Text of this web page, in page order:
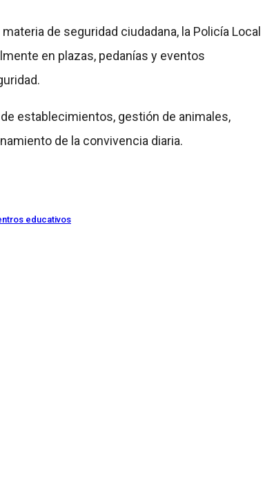
de seguridad ciudadana, la Policía Local
en plazas, pedanías y eventos
establecimientos, gestión de animales,
de la convivencia diaria.
educativos